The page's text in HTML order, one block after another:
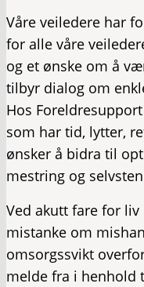
Våre veiledere har
for alle våre
og et ønske om å
tilbyr dialog om
Hos
som har tid, lytter,
ønsker å bidra til
mestring og
Ved akutt fare for liv
mistanke om
omsorgssvikt
melde fra i henhold